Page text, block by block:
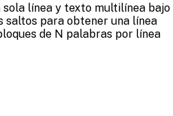
línea y texto multilínea bajo
saltos para obtener una línea
de N palabras por línea